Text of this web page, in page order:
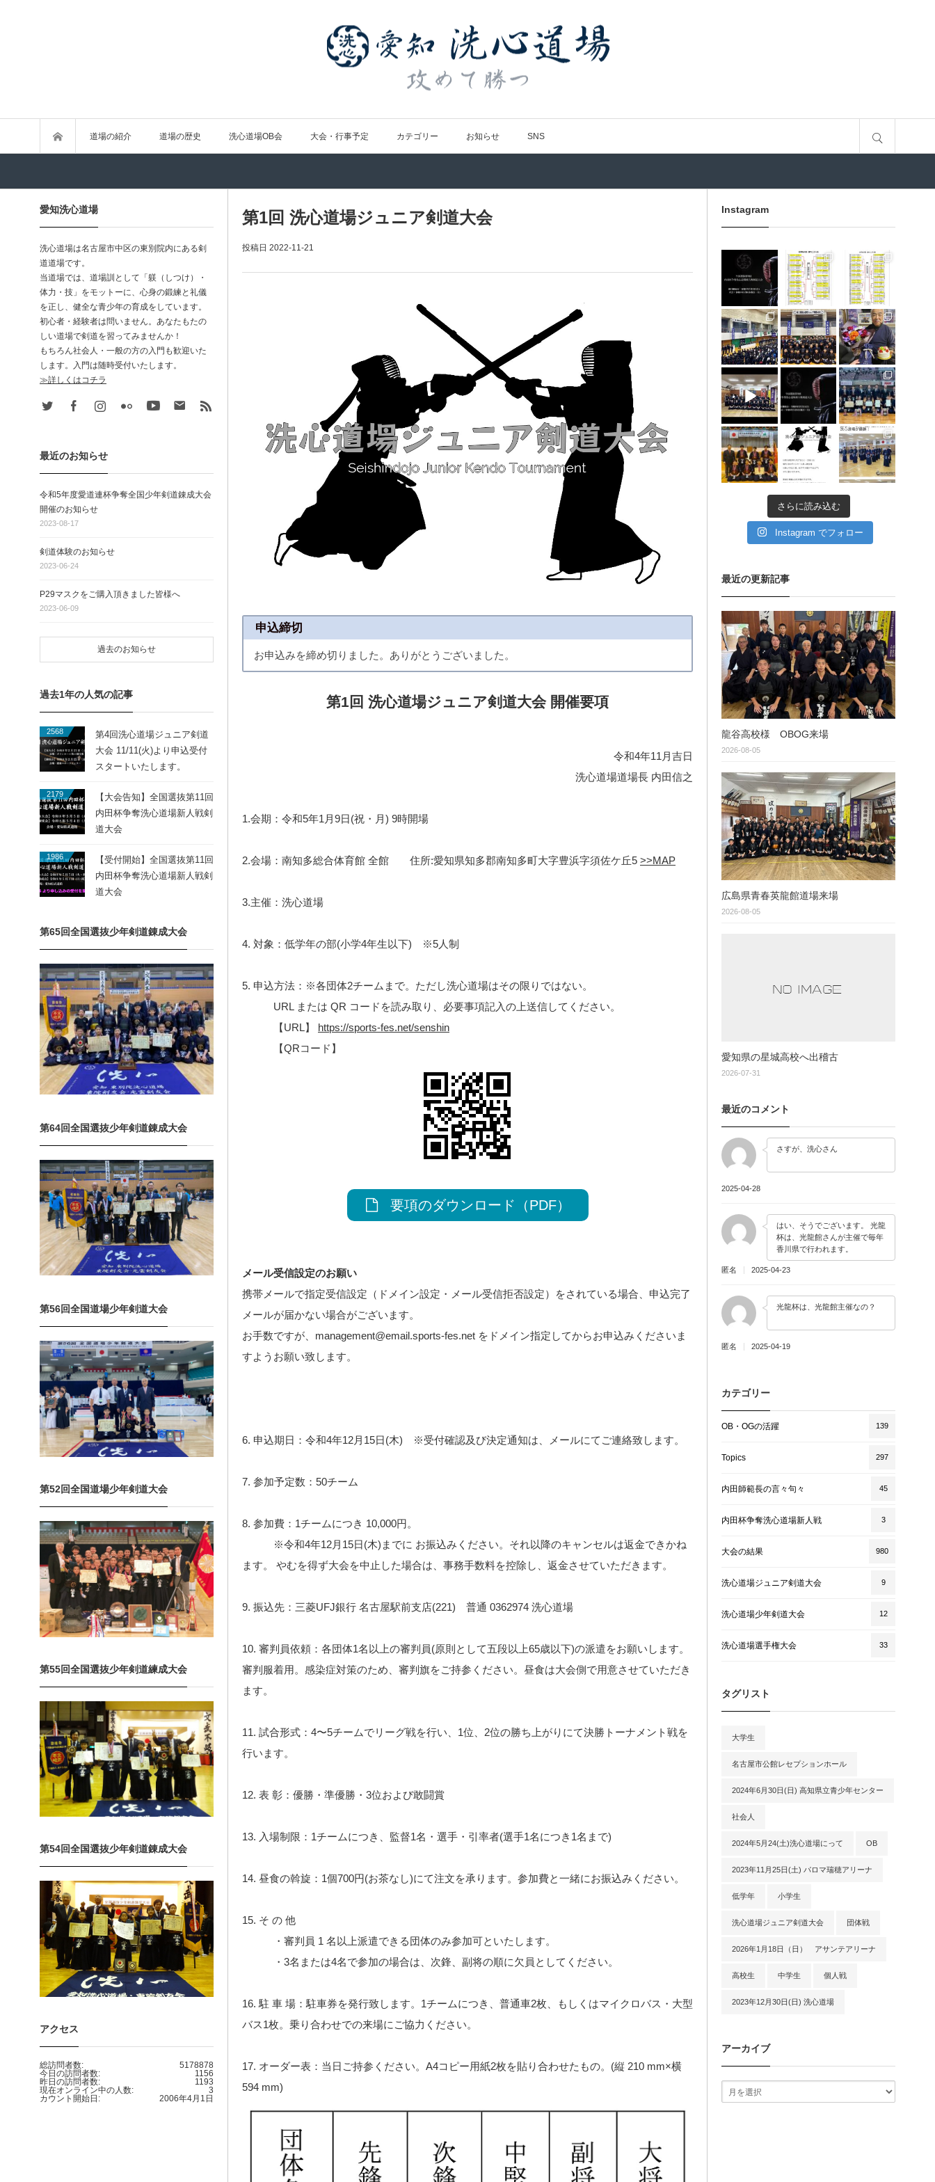
道場の紹介 道場の歴史 洗心道場OB会 大会・行事予定 カテゴリー お知らせ SNS
第1回 洗心道場ジュニア剣道大会
投稿日 2022-11-21
申込締切
お申込みを締め切りました。ありがとうございました。
第1回 洗心道場ジュニア剣道大会 開催要項
令和4年11月吉日
洗心道場道場長 内田信之
1.会期：令和5年1月9日(祝・月) 9時開場
2.会場：南知多総合体育館 全館 住所:愛知県知多郡南知多町大字豊浜字須佐ケ丘5 >>MAP
3.主催：洗心道場
4. 対象：低学年の部(小学4年生以下) ※5人制
5. 申込方法：※各団体2チームまで。ただし洗心道場はその限りではない。
URL または QR コードを読み取り、必要事項記入の上送信してください。
【URL】 https://sports-fes.net/senshin
【QRコード】
要項のダウンロード（PDF）
メール受信設定のお願い
携帯メールで指定受信設定（ドメイン設定・メール受信拒否設定）をされている場合、申込完了
メールが届かない場合がございます。
お手数ですが、management@email.sports-fes.net をドメイン指定してからお申込みくださいま
すようお願い致します。
6. 申込期日：令和4年12月15日(木) ※受付確認及び決定通知は、メールにてご連絡致します。
7. 参加予定数：50チーム
8. 参加費：1チームにつき 10,000円。
※令和4年12月15日(木)までに お振込みください。それ以降のキャンセルは返金できかね
ます。 やむを得ず大会を中止した場合は、事務手数料を控除し、返金させていただきます。
9. 振込先：三菱UFJ銀行 名古屋駅前支店(221) 普通 0362974 洗心道場
10. 審判員依頼：各団体1名以上の審判員(原則として五段以上65歳以下)の派遣をお願いします。
審判服着用。感染症対策のため、審判旗をご持参ください。昼食は大会側で用意させていただき
ます。
11. 試合形式：4〜5チームでリーグ戦を行い、1位、2位の勝ち上がりにて決勝トーナメント戦を
行います。
12. 表 彰：優勝・準優勝・3位および敢闘賞
13. 入場制限：1チームにつき、監督1名・選手・引率者(選手1名につき1名まで)
14. 昼食の斡旋：1個700円(お茶なし)にて注文を承ります。参加費と一緒にお振込みください。
15. そ の 他
・審判員 1 名以上派遣できる団体のみ参加可といたします。
・3名または4名で参加の場合は、次鋒、副将の順に欠員としてください。
16. 駐 車 場：駐車券を発行致します。1チームにつき、普通車2枚、もしくはマイクロバス・大型
バス1枚。乗り合わせでの来場にご協力ください。
17. オーダー表：当日ご持参ください。A4コピー用紙2枚を貼り合わせたもの。(縦 210 mm×横
594 mm)
愛知洗心道場
洗心道場は名古屋市中区の東別院内にある剣
道道場です。
当道場では、道場訓として「躾（しつけ）・
体力・技」をモットーに、心身の鍛練と礼儀
を正し、健全な青少年の育成をしています。
初心者・経験者は問いません。あなたもたの
しい道場で剣道を習ってみませんか！
もちろん社会人・一般の方の入門も歓迎いた
します。入門は随時受付いたします。
≫詳しくはコチラ
Twitter FacebookInstagramFlickr Youtube Contact
最近のお知らせ
令和5年度愛道連杯争奪全国少年剣道錬成大会
開催のお知らせ
2023-08-17
剣道体験のお知らせ
2023-06-24
P29マスクをご購入頂きました皆様へ
2023-06-09
過去のお知らせ
過去1年の人気の記事
2568
第4回洗心道場ジュニア剣道
大会 11/11(火)より申込受付
スタートいたします。
2179
【大会告知】全国選抜第11回
内田杯争奪洗心道場新人戦剣
道大会
1986
【受付開始】全国選抜第11回
内田杯争奪洗心道場新人戦剣
道大会
第65回全国選抜少年剣道錬成大会
第64回全国選抜少年剣道錬成大会
第56回全国道場少年剣道大会
第52回全国道場少年剣道大会
第55回全国選抜少年剣道練成大会
第54回全国選抜少年剣道錬成大会
アクセス
5178878
総訪問者数:
1156
今日の訪問者数:
1193
昨日の訪問者数:
3
現在オンライン中の人数:
2006年4月1日
カウント開始日:
Instagram
3月 10 1月 31 1月 31
1月 30 1月 30 1月 28
12月 31 12月 5 11月 11
11月 11 11月 6 9月 11
さらに読み込む
Instagram でフォロー
最近の更新記事
龍谷高校様 OBOG来場
2026-08-05
広島県青春英龍館道場来場
2026-08-05
愛知県の星城高校へ出稽古
2026-07-31
最近のコメント
さすが、洗心さん
2025-04-28
はい、そうでございます。 光龍
杯は、光龍館さんが主催で毎年
香川県で行われます。
匿名 2025-04-23
光龍杯は、光龍館主催なの？
匿名 2025-04-19
カテゴリー
OB・OGの活躍 139
Topics 297
内田師範長の言々句々 45
内田杯争奪洗心道場新人戦 3
大会の結果 980
洗心道場ジュニア剣道大会 9
洗心道場少年剣道大会 12
洗心道場選手権大会 33
タグリスト
大学生
名古屋市公館レセプションホール
2024年6月30日(日) 高知県立青少年センター
社会人
2024年5月24(土)洗心道場にって OB
2023年11月25日(土) パロマ瑞穂アリーナ
低学年 小学生
洗心道場ジュニア剣道大会 団体戦
2026年1月18日（日） アサンテアリーナ
高校生 中学生 個人戦
2023年12月30日(日) 洗心道場
アーカイブ